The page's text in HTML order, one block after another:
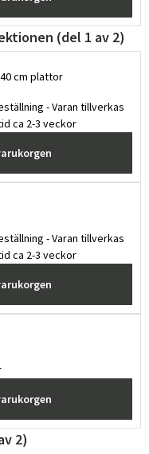
(del 1 av 2)
cm plattor
- Varan tillverkas
ca 2-3 veckor
- Varan tillverkas
ca 2-3 veckor
2)